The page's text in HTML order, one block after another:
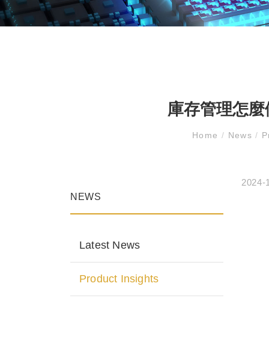
庫存管理怎
Home / News/
NEWS
Latest News
Product Insights
2024-